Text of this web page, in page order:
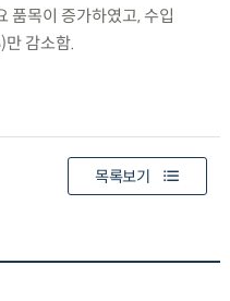
목이 증가하였고, 수입
감소함.
목록보기